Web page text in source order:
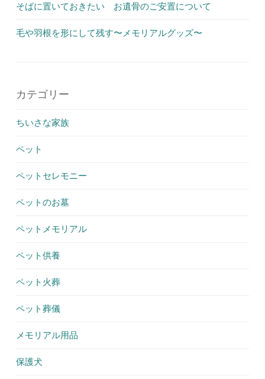
そばに置いておきたい お遺骨のご安置について
毛や羽根を形にして残す〜メモリアルグッズ〜
カテゴリー
ちいさな家族
ペット
ペットセレモニー
ペットのお墓
ペットメモリアル
ペット供養
ペット火葬
ペット葬儀
メモリアル用品
保護犬